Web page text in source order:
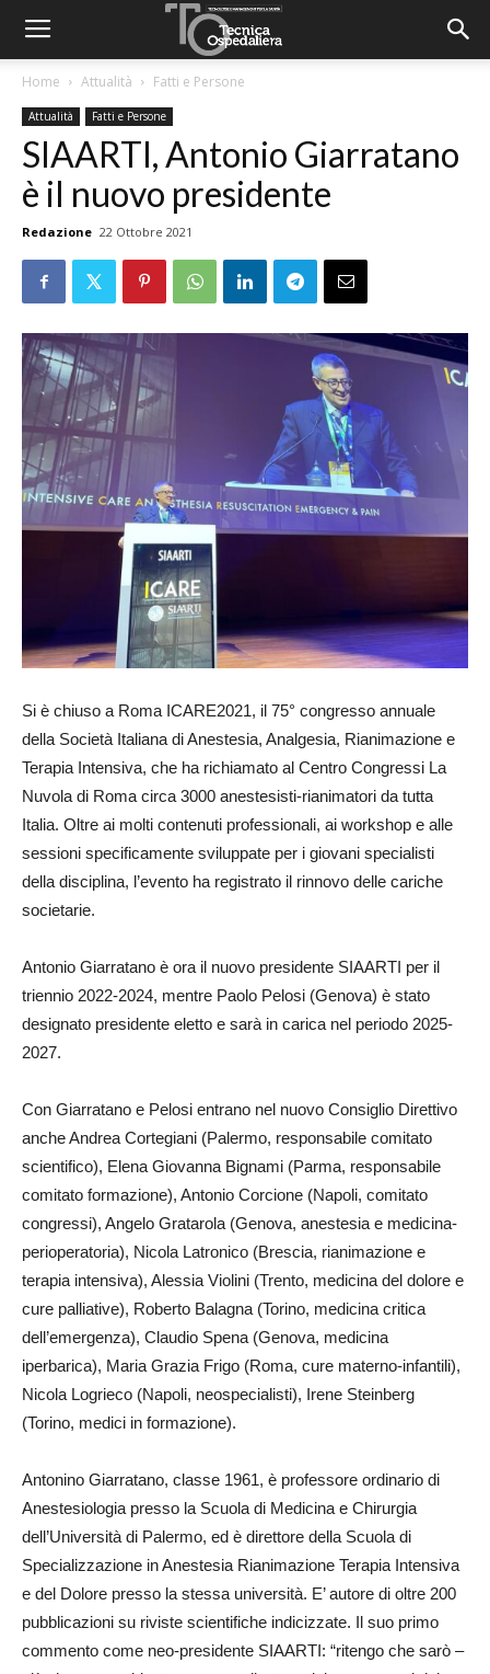
Home Attualità Fatti e Persone
Attualità Fatti e Persone
SIAARTI, Antonio Giarratano
è il nuovo presidente
Redazione 22 Ottobre 2021
Si è chiuso a Roma ICARE2021, il 75° congresso annuale
della Società Italiana di Anestesia, Analgesia, Rianimazione e
Terapia Intensiva, che ha richiamato al Centro Congressi La
Nuvola di Roma circa 3000 anestesisti-rianimatori da tutta
Italia. Oltre ai molti contenuti professionali, ai workshop e alle
sessioni specificamente sviluppate per i giovani specialisti
della disciplina, l’evento ha registrato il rinnovo delle cariche
societarie.
Antonio Giarratano è ora il nuovo presidente SIAARTI per il
triennio 2022-2024, mentre Paolo Pelosi (Genova) è stato
designato presidente eletto e sarà in carica nel periodo 2025-
2027.
Con Giarratano e Pelosi entrano nel nuovo Consiglio Direttivo
anche Andrea Cortegiani (Palermo, responsabile comitato
scientifico), Elena Giovanna Bignami (Parma, responsabile
comitato formazione), Antonio Corcione (Napoli, comitato
congressi), Angelo Gratarola (Genova, anestesia e medicina-
perioperatoria), Nicola Latronico (Brescia, rianimazione e
terapia intensiva), Alessia Violini (Trento, medicina del dolore e
cure palliative), Roberto Balagna (Torino, medicina critica
dell’emergenza), Claudio Spena (Genova, medicina
iperbarica), Maria Grazia Frigo (Roma, cure materno-infantili),
Nicola Logrieco (Napoli, neospecialisti), Irene Steinberg
(Torino, medici in formazione).
Antonino Giarratano, classe 1961, è professore ordinario di
Anestesiologia presso la Scuola di Medicina e Chirurgia
dell’Università di Palermo, ed è direttore della Scuola di
Specializzazione in Anestesia Rianimazione Terapia Intensiva
e del Dolore presso la stessa università. E’ autore di oltre 200
pubblicazioni su riviste scientifiche indicizzate. Il suo primo
commento come neo-presidente SIAARTI: “ritengo che sarò –